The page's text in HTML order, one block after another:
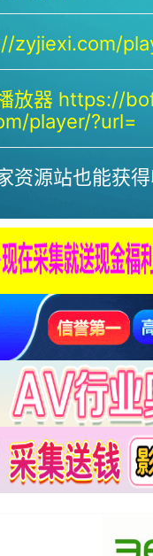
zyjiexi.com/
放器 https://
player/?url=
资源站也能获